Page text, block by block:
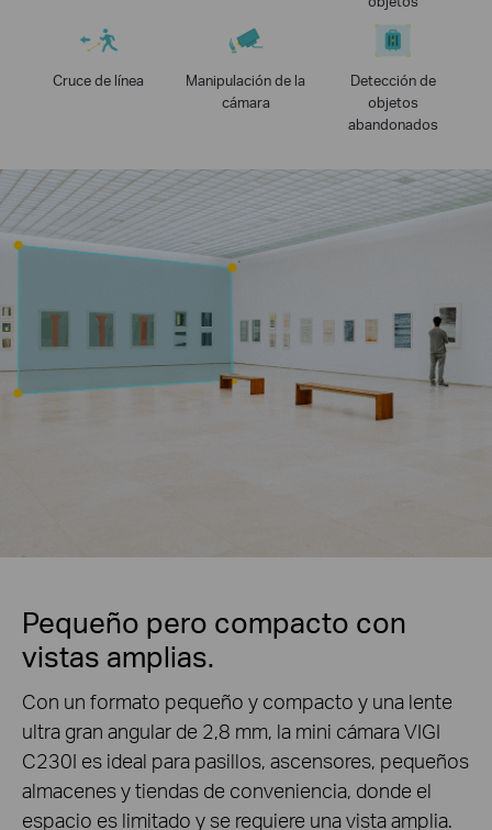
Cruce de línea
Manipulación de la
cámara
Detección de
objetos
abandonados
Pequeño pero compacto con
vistas amplias.
Con un formato pequeño y compacto y una lente
ultra gran angular de 2,8 mm, la mini cámara VIGI
C230I es ideal para pasillos, ascensores, pequeños
almacenes y tiendas de conveniencia, donde el
espacio es limitado y se requiere una vista amplia.